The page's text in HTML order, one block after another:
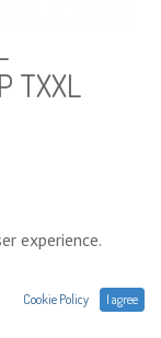
TXXL
experience.
Cookie Policy I agree